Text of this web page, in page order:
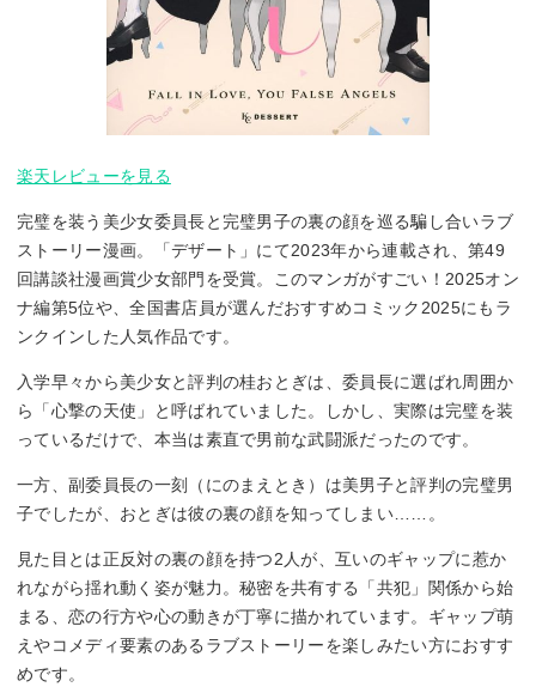
楽天レビューを見る
完璧を装う美少女委員長と完璧男子の裏の顔を巡る騙し合いラブ
ストーリー漫画。「デザート」にて2023年から連載され、第49
回講談社漫画賞少女部門を受賞。このマンガがすごい！2025オン
ナ編第5位や、全国書店員が選んだおすすめコミック2025にもラ
ンクインした人気作品です。
入学早々から美少女と評判の桂おとぎは、委員長に選ばれ周囲か
ら「心撃の天使」と呼ばれていました。しかし、実際は完璧を装
っているだけで、本当は素直で男前な武闘派だったのです。
一方、副委員長の一刻（にのまえとき）は美男子と評判の完璧男
子でしたが、おとぎは彼の裏の顔を知ってしまい……。
見た目とは正反対の裏の顔を持つ2人が、互いのギャップに惹か
れながら揺れ動く姿が魅力。秘密を共有する「共犯」関係から始
まる、恋の行方や心の動きが丁寧に描かれています。ギャップ萌
えやコメディ要素のあるラブストーリーを楽しみたい方におすす
めです。